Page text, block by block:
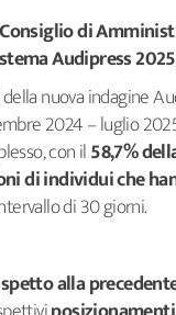
di
Audipress
nuova indagine
2024 – luglio
con il58,7%
di individui che
di 30 giorni.
alla